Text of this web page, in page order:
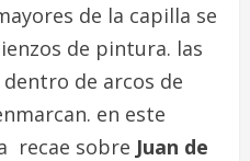
de la capilla se
de pintura. las
de arcos de
en este
recae sobre Juan de